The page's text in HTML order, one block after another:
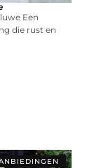
Een
die rust en